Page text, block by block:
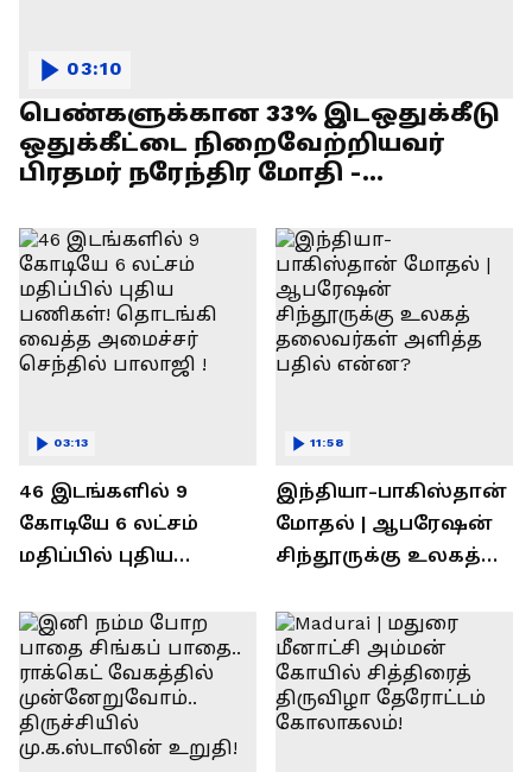
பெண்களுக்கான 33% இடஒதுக்கீடு
ஒதுக்கீட்டை நிறைவேற்றியவர்
பிரதமர் நரேந்திர மோதி -
03:10
46 இடங்களில் 9
கோடியே 6 லட்சம்
மதிப்பில் புதிய
வைத்த அமைச்சர்
செந்தில் பாலாஜி !
03:13
இந்தியா-பாகிஸ்தான்
மோதல் | ஆபரேஷன்
சிந்தூருக்கு உலகத்
பதில் என்ன?
11:58